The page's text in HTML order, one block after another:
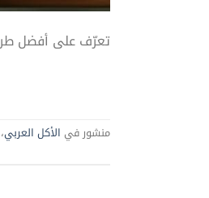
تعرّف على أفضل طرق
منشور في الأكل العربي،